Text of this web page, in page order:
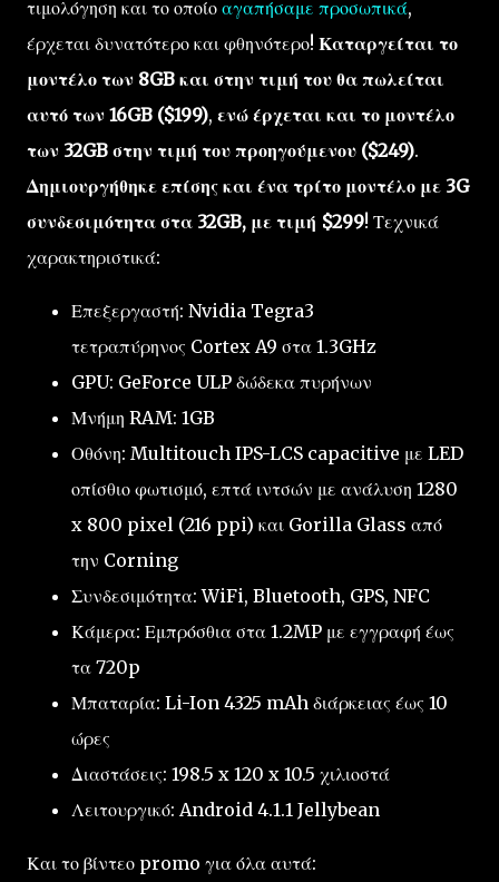
τιμολόγηση και το οποίο αγαπήσαμε προσωπικά,
έρχεται δυνατότερο και φθηνότερο! Καταργείται το
μοντέλο των 8GB και στην τιμή του θα πωλείται
αυτό των 16GB ($199), ενώ έρχεται και το μοντέλο
των 32GB στην τιμή του προηγούμενου ($249).
Δημιουργήθηκε επίσης και ένα τρίτο μοντέλο με 3G
συνδεσιμότητα στα 32GB, με τιμή $299! Τεχνικά
χαρακτηριστικά:
Επεξεργαστή: Nvidia Tegra3
τετραπύρηνος Cortex A9 στα 1.3GHz
GPU: GeForce ULP δώδεκα πυρήνων
Μνήμη RAM: 1GB
Οθόνη: Multitouch IPS-LCS capacitive με LED
οπίσθιο φωτισμό, επτά ιντσών με ανάλυση 1280
x 800 pixel (216 ppi) και Gorilla Glass από
την Corning
Συνδεσιμότητα: WiFi, Bluetooth, GPS, NFC
Κάμερα: Εμπρόσθια στα 1.2MP με εγγραφή έως
τα 720p
Μπαταρία: Li-Ion 4325 mAh διάρκειας έως 10
ώρες
Διαστάσεις: 198.5 x 120 x 10.5 χιλιοστά
Λειτουργικό: Android 4.1.1 Jellybean
Και το βίντεο promo για όλα αυτά: